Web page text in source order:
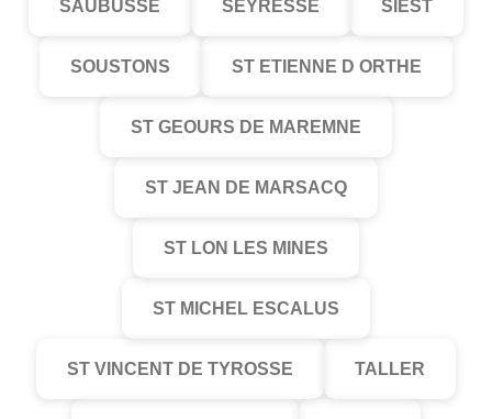
SAUBUSSE SEYRESSE SIEST
SOUSTONS ST ETIENNE D ORTHE
ST GEOURS DE MAREMNE
ST JEAN DE MARSACQ
ST LON LES MINES
ST MICHEL ESCALUS
ST VINCENT DE TYROSSE TALLER